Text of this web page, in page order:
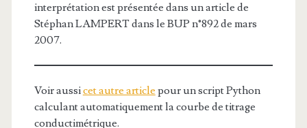
interprétation est présentée dans un article de
Stéphan LAMPERT dans le BUP n°892 de mars
2007.
Voir aussicet autre article pour un script Python
calculant automatiquement la courbe de titrage
conductimétrique.